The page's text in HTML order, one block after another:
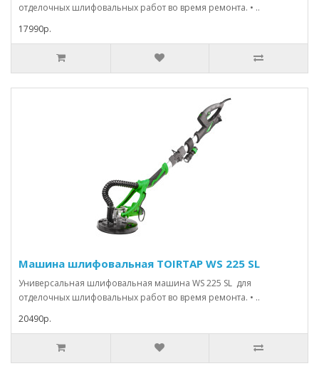
отделочных шлифовальных работ во время ремонта. • ..
17990р.
Машина шлифовальная TOIRTAP WS 225 SL
Универсальная шлифовальная машина WS 225 SL для
отделочных шлифовальных работ во время ремонта. • ..
20490р.